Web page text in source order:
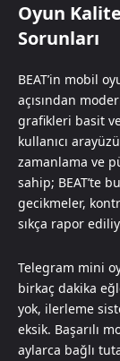
Oyun
Sorunları
BEAT’in mobil
açısından
grafikleri basit
kullanıcı
zamanlama ve
sahip; BEAT’te
gecikmeler,
sıkça rapor
Telegram mini
birkaç dakika
yok, ilerleme
eksik. Başarılı
aylarca bağlı